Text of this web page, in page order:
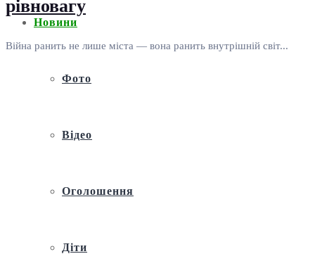
Новини
Фото
Відео
Оголошення
Діти
рівновагу
Війна ранить не лише міста — вона ранить внутрішній світ...